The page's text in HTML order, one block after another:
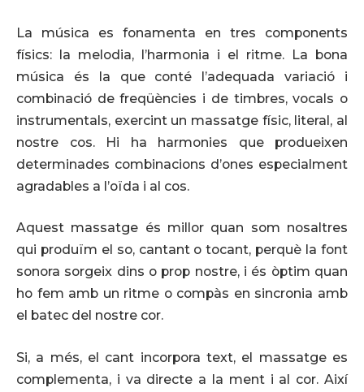
La música es fonamenta en tres components
físics: la melodia, l’harmonia i el ritme. La bona
música és la que conté l’adequada variació i
combinació de freqüències i de timbres, vocals o
instrumentals, exercint un massatge físic, literal, al
nostre cos. Hi ha harmonies que produeixen
determinades combinacions d’ones especialment
agradables a l’oïda i al cos.
Aquest massatge és millor quan som nosaltres
qui produïm el so, cantant o tocant, perquè la font
sonora sorgeix dins o prop nostre, i és òptim quan
ho fem amb un ritme o compàs en sincronia amb
el batec del nostre cor.
Si, a més, el cant incorpora text, el massatge es
complementa, i va directe a la ment i al cor. Així